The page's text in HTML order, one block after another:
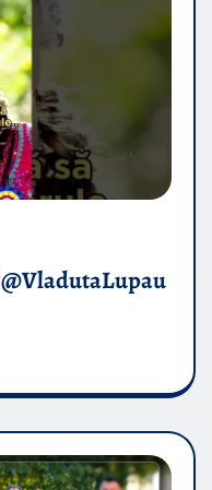
​@VladutaLupau